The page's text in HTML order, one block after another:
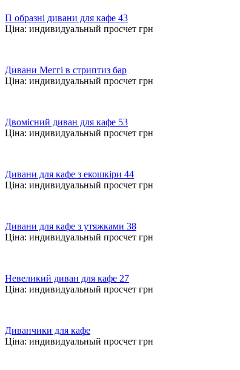
П образні дивани для кафе 43
Ціна: индивидуальный просчет грн
Дивани Меггі в стриптиз бар
Ціна: индивидуальный просчет грн
Двомісний диван для кафе 53
Ціна: индивидуальный просчет грн
Дивани для кафе з екошкіри 44
Ціна: индивидуальный просчет грн
Дивани для кафе з утяжками 38
Ціна: индивидуальный просчет грн
Невеликий диван для кафе 27
Ціна: индивидуальный просчет грн
Диванчики для кафе
Ціна: индивидуальный просчет грн